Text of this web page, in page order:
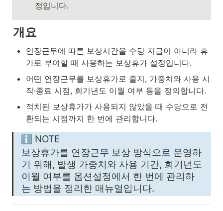
정입니다.
개요
연장근무에 따른 보상시간을 수당 지급이 아니라 휴
가로 부여할 때 사용하는 보상휴가 설정입니다.
어떤 연장근무를 보상휴가로 줄지, 가중치와 사용 시
작·종료 시점, 회기년도 이월 여부 등을 정의합니다.
적치된 보상휴가가 사용되지 않았을 때 수당으로 전
환되는 시점까지 한 번에 관리합니다.
ℹ️ NOTE
보상휴가를 연장근무 보상 방식으로 운영하
기 위해, 발생 가중치와 사용 기간, 회기년도
이월 여부를 옵션설정에서 한 번에 관리하
는 방법을 정리한 매뉴얼입니다.